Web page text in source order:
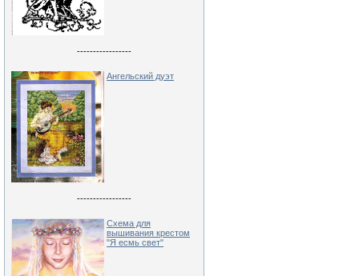
-----------------
Ангельский дуэт
-----------------
Схема для
вышивания крестом
"Я есмь свет"